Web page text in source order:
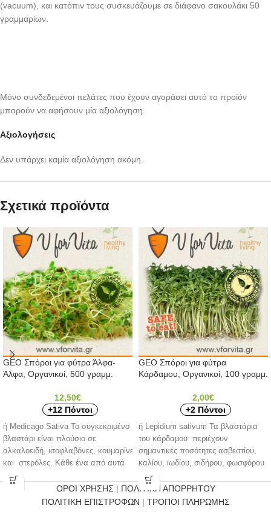
(vacuum), και κατόπιν τους συσκευάζουμε σε διάφανο σακουλάκι 50
γραμμαρίων.
Αξιολογήσεις
Δεν υπάρχει καμία αξιολόγηση ακόμη.
Μόνο συνδεδεμένοι πελάτες που έχουν αγοράσει αυτό το προϊόν
μπορούν να αφήσουν μία αξιολόγηση.
Σχετικά προϊόντα
GEO Σπόροι για φύτρα Άλφα-
Άλφα, Οργανικοί, 500 γραμμ.
12,50€
+12 Πόντοι
ή Medicago Sativa Το συγκεκριμένο
βλαστάρι είναι πλούσιο σε
αλκαλοειδή, ισοφλαβόνες, κουμαρίνες
και στερόλες. Κάθε ένα από αυτά
τα φυτοχημικά έχει εξαιρετικά
GEO Σπόροι για φύτρα
Κάρδαμου, Οργανικοί, 100 γραμμ.
2,00€
+2 Πόντοι
ή Lepidium sativum Τα βλαστάρια
του κάρδαμου περιέχουν
σημαντικές ποσότητες ασβεστίου,
καλίου, ιωδίου, σιδήρου, φωσφόρου
καθαριστικό του αίματος, ορεκτικό,
χωνευτικό,
ΟΡΟΙ ΧΡΗΣΗΣ | ΠΟΛΙΤΙΚΗ ΑΠΟΡΡΗΤΟΥ
ΠΟΛΙΤΙΚΗ ΕΠΙΣΤΡΟΦΩΝ | ΤΡΟΠΟΙ ΠΛΗΡΩΜΗΣ